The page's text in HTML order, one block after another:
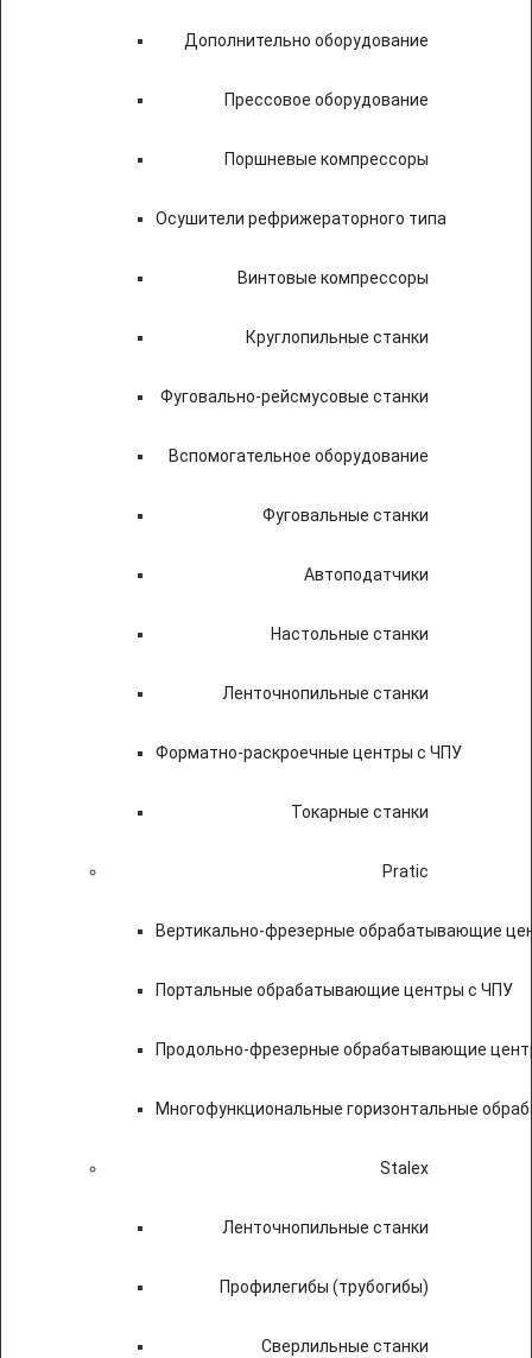
Дополнительно оборудование
Прессовое оборудование
Поршневые компрессоры
Осушители рефрижераторного типа
Винтовые компрессоры
Круглопильные станки
Фуговально-рейсмусовые станки
Вспомогательное оборудование
Фуговальные станки
Автоподатчики
Настольные станки
Ленточнопильные станки
Форматно-раскроечные центры с ЧПУ
Токарные станки
Pratic
Вертикально-фрезерные обрабатывающие
Портальные обрабатывающие центры с ЧПУ
Продольно-фрезерные обрабатывающие
Многофункциональные горизонтальные
Stalex
Ленточнопильные станки
Профилегибы (трубогибы)
Сверлильные станки